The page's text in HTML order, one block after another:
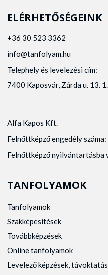
ELÉRHETŐSÉGEINK
+36 30 523 3362
info@tanfolyam.hu
Telephely és levelezési cím:
7400 Kaposvár, Zárda u. 13. 1.
Alfa Kapos Kft.
Felnőttképző engedély
Felnőttképző
TANFOLYAMOK
Tanfolyamok
Szakképesítések
Továbbképzések
Online tanfolyamok
Levelező képzések,